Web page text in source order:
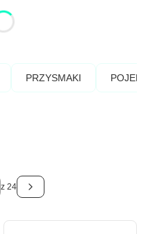
PRZYSMAKI
z 24
Następne produkty